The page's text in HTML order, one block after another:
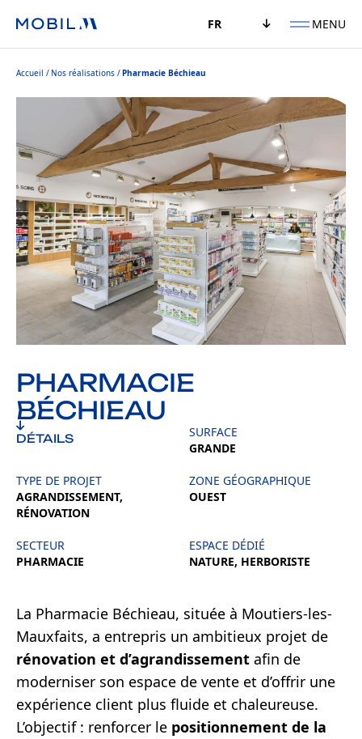
FR MENU
Accueil Nos réalisations Pharmacie Béchieau
PHARMACIE
BÉCHIEAU
DÉTAILS
SURFACE
GRANDE
TYPE DE PROJET
AGRANDISSEMENT,
RÉNOVATION
ZONE GÉOGRAPHIQUE
OUEST
SECTEUR
PHARMACIE
ESPACE DÉDIÉ
NATURE, HERBORISTE
La Pharmacie Béchieau, située à Moutiers-les-
Mauxfaits, a entrepris un ambitieux projet de
rénovation et d’agrandissement afin de
moderniser son espace de vente et d’offrir une
expérience client plus fluide et chaleureuse.
L’objectif : renforcer le positionnement de la